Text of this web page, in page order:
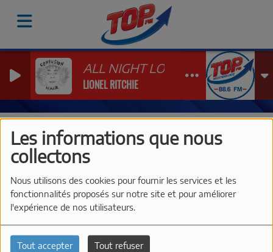
Les informations que nous
collectons
Nous utilisons des cookies pour fournir les services et les
fonctionnalités proposés sur notre site et pour améliorer
l'expérience de nos utilisateurs.
Tout accepter Tout refuser
ALL NIGHT LONG…
LIONEL RITCHIE
Vidéos Les Interviews de TOP FM à Just'Rosé 2026
DOMAINE DE L'ESTAGNOL -